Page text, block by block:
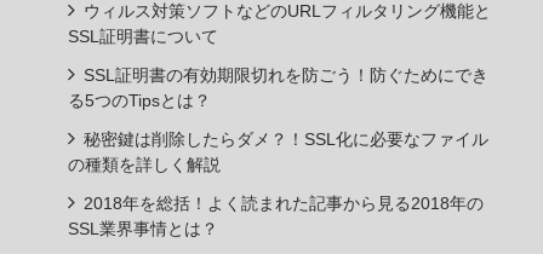
ウィルス対策ソフトなどのURLフィルタリング機能と
SSL証明書について
SSL証明書の有効期限切れを防ごう！防ぐためにでき
る5つのTipsとは？
秘密鍵は削除したらダメ？！SSL化に必要なファイル
の種類を詳しく解説
2018年を総括！よく読まれた記事から見る2018年の
SSL業界事情とは？